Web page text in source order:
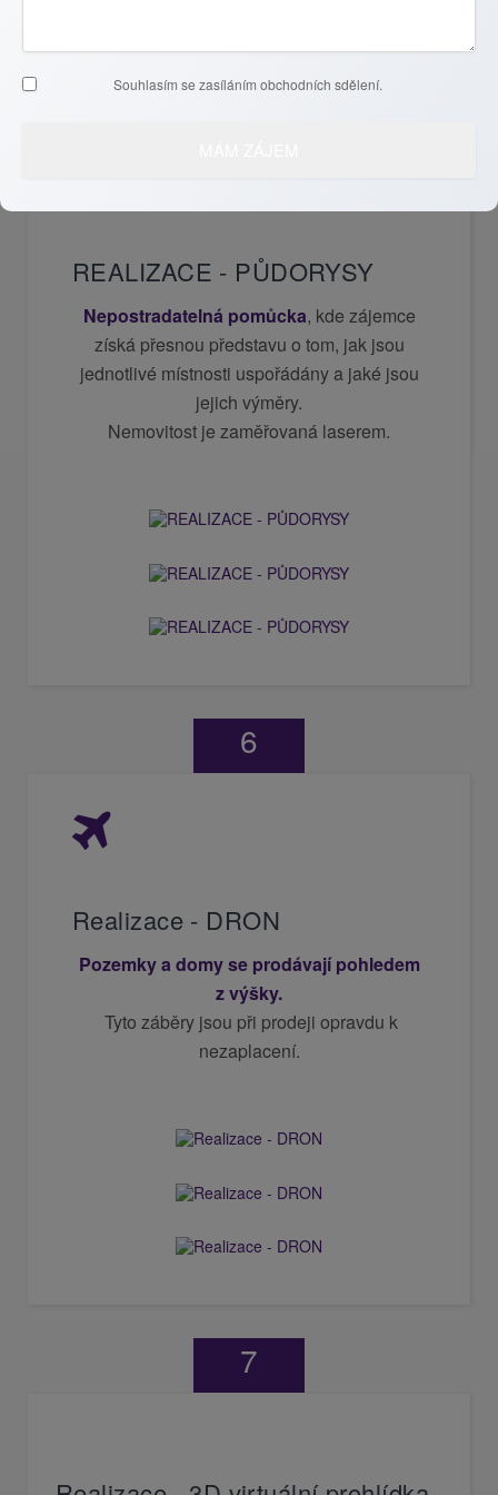
5
REALIZACE - PŮDORYSY
Nepostradatelná pomůcka, kde zájemce
získá přesnou představu o tom, jak jsou
jednotlivé místnosti uspořádány a jaké jsou
jejich výměry.
Nemovitost je zaměřovaná laserem.
6
Realizace - DRON
Pozemky a domy se prodávají pohledem
z výšky.
Tyto záběry jsou při prodeji opravdu k
nezaplacení.
7
Souhlasím se zasíláním obchodních sdělení.